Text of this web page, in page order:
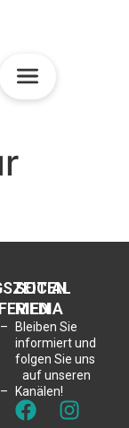
SOCIAL
MEDIA
Bleiben Sie
informiert und
folgen Sie uns
auf unseren
Kanälen!